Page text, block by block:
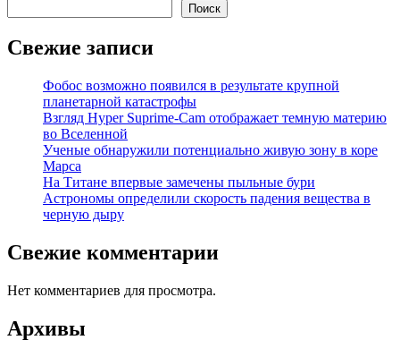
Поиск
Свежие записи
Фобос возможно появился в результате крупной
планетарной катастрофы
Взгляд Hyper Suprime-Cam отображает темную материю
во Вселенной
Ученые обнаружили потенциально живую зону в коре
Марса
На Титане впервые замечены пыльные бури
Астрономы определили скорость падения вещества в
черную дыру
Свежие комментарии
Нет комментариев для просмотра.
Архивы